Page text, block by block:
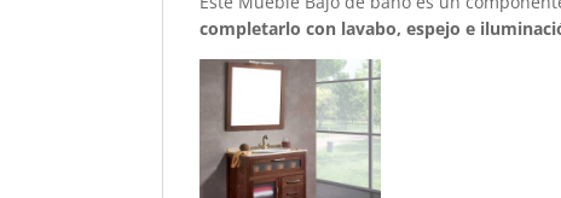
completarlo con lavabo, espejo e